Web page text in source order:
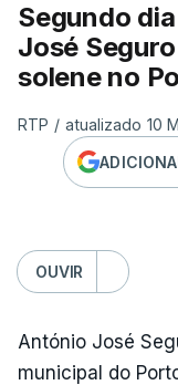
Segundo
José
solene no
RTP / atualizado 10
OUVIR
António José
municipal do